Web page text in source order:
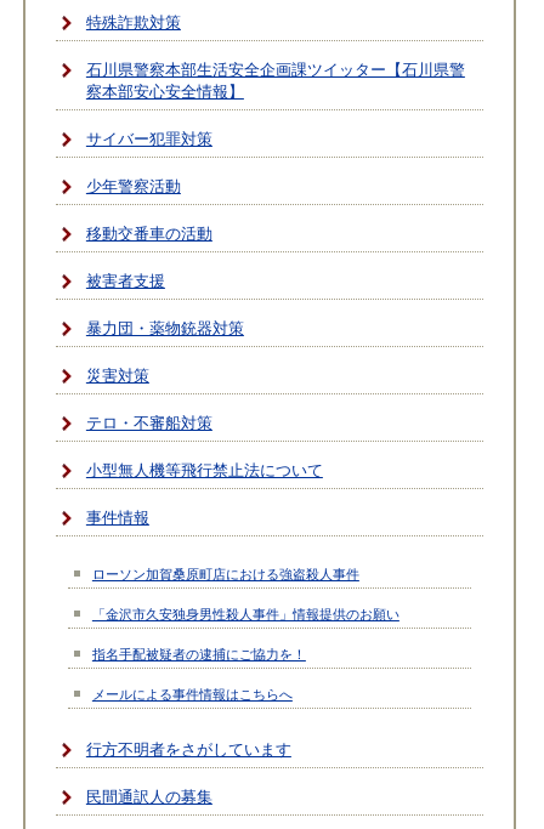
特殊詐欺対策
石川県警察本部生活安全企画課ツイッター【石川県警
察本部安心安全情報】
サイバー犯罪対策
少年警察活動
移動交番車の活動
被害者支援
暴力団・薬物銃器対策
災害対策
テロ・不審船対策
小型無人機等飛行禁止法について
事件情報
ローソン加賀桑原町店における強盗殺人事件
「金沢市久安独身男性殺人事件」情報提供のお願い
指名手配被疑者の逮捕にご協力を！
メールによる事件情報はこちらへ
行方不明者をさがしています
民間通訳人の募集